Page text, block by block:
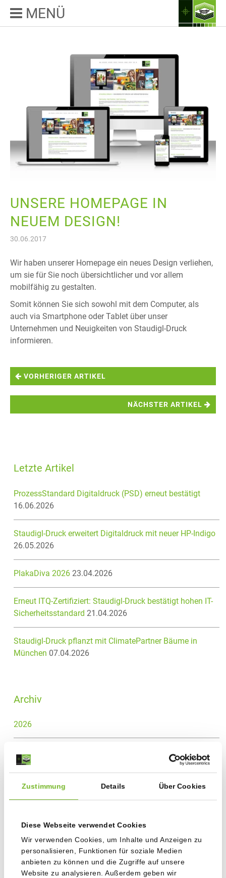
Zustimmung Details Über Cookies
Diese Webseite verwendet Cookies
Wir verwenden Cookies, um Inhalte und Anzeigen zu
personalisieren, Funktionen für soziale Medien
anbieten zu können und die Zugriffe auf unsere
Website zu analysieren. Außerdem geben wir
MENÜ
UNSERE HOMEPAGE IN
NEUEM DESIGN!
30.06.2017
Wir haben unserer Homepage ein neues Design verliehen,
um sie für Sie noch übersichtlicher und vor allem
mobilfähig zu gestalten.
Somit können Sie sich sowohl mit dem Computer, als
auch via Smartphone oder Tablet über unser
Unternehmen und Neuigkeiten von Staudigl-Druck
informieren.
VORHERIGER ARTIKEL
NÄCHSTER ARTIKEL
Letzte Artikel
ProzessStandard Digitaldruck (PSD) erneut bestätigt
16.06.2026
Staudigl-Druck erweitert Digitaldruck mit neuer HP-Indigo
26.05.2026
PlakaDiva 2026 23.04.2026
Erneut ITQ-Zertifiziert: Staudigl-Druck bestätigt hohen IT-
Sicherheitsstandard 21.04.2026
Staudigl-Druck pflanzt mit ClimatePartner Bäume in
München 07.04.2026
Archiv
2026
2021